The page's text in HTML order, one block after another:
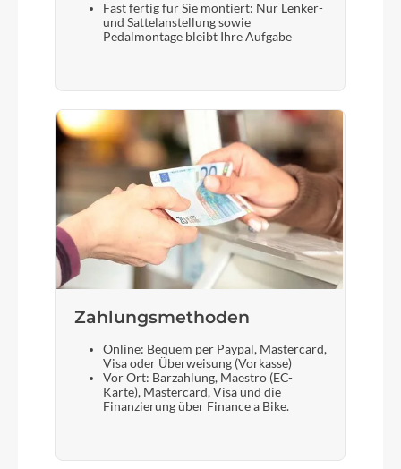
Fast fertig für Sie montiert: Nur Lenker-
und Sattelanstellung sowie
Pedalmontage bleibt Ihre Aufgabe
Zahlungsmethoden
Online: Bequem per Paypal, Mastercard,
Visa oder Überweisung (Vorkasse)
Vor Ort: Barzahlung, Maestro (EC-
Karte), Mastercard, Visa und die
Finanzierung über Finance a Bike.